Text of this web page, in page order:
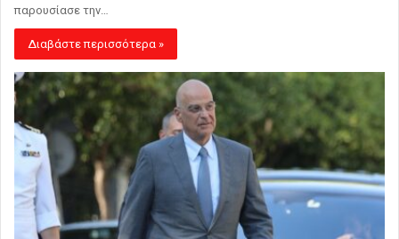
παρουσίασε την…
Διαβάστε περισσότερα »